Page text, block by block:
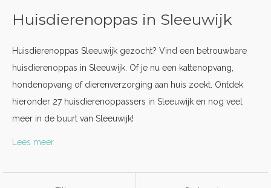
Huisdierenoppas in Sleeuwijk
Huisdierenoppas Sleeuwijk gezocht? Vind een betrouwbare
huisdierenoppas in Sleeuwijk. Of je nu een kattenopvang,
hondenopvang of dierenverzorging aan huis zoekt. Ontdek
hieronder 27 huisdierenoppassers in Sleeuwijk en nog veel
meer in de buurt van Sleeuwijk!
Lees meer